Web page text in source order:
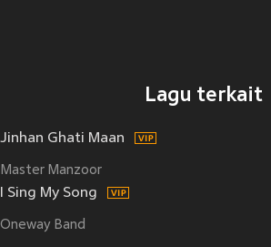
Lagu terkait
Jinhan Ghati Maan
Master Manzoor
I Sing My Song
Oneway Band